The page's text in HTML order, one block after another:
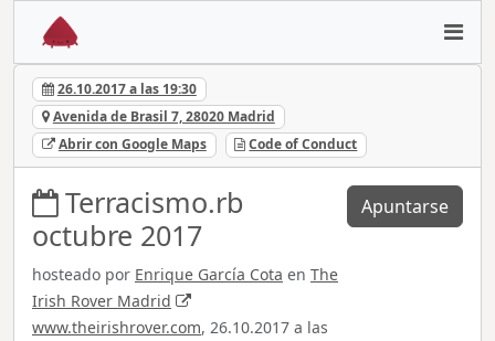
26.10.2017 a las 19:30
Avenida de Brasil 7, 28020 Madrid
Abrir con Google Maps
Code of Conduct
Terracismo.rb
octubre 2017
hosteado por Enrique García Cota en The
Irish Rover Madrid
www.theirishrover.com, 26.10.2017 a las
Apuntarse